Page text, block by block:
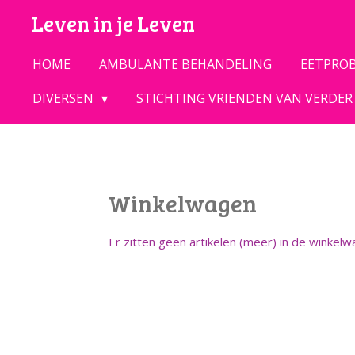
hoofdinhoud
Leven in je Leven
HOME AMBULANTE BEHANDELING
DIVERSEN
STICHTING VRIENDEN VAN VERDER
Winkelwagen
Er zitten geen artikelen (meer) in de